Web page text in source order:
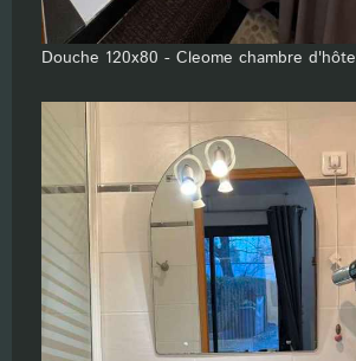
Douche 120x80 - Cleome chambre d'hôte